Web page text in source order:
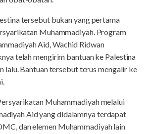
tersebut bukan yang pertama
Muhammadiyah. Program
Aid, Wachid Ridwan
telah mengirim bantuan ke Palestina
lalu. Bantuan tersebut terus mengalir ke
Muhammadiyah melalui
Aid yang didalamnya terdapat
dan elemen Muhammadiyah lain